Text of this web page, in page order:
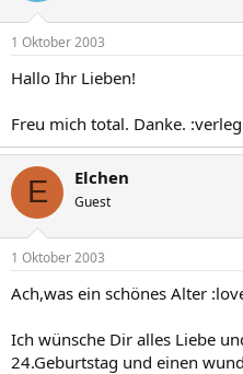
1 Oktober 2003
Hallo Ihr Lieben!
Freu mich total. Danke. :verleg
E Elchen
Guest
1 Oktober 2003
Ach,was ein schönes Alter
Ich wünsche Dir alles Liebe
24.Geburtstag und einen